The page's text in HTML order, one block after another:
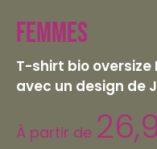
Femmes
T-shirt bio oversize
avec un design de
À partir de